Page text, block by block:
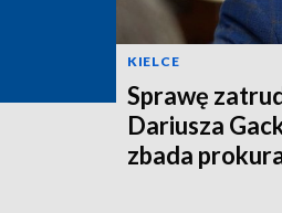
KIELCE
Sprawę
Dariusza
zbada